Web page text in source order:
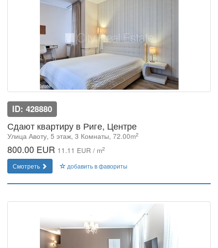
ID: 428880
Сдают квартиру в Риге, Центре
Улица Авоту, 5 этаж, 3 Комнаты, 72.00m2
800.00 EUR 11.11 EUR / m2
Смотреть добавить в фавориты